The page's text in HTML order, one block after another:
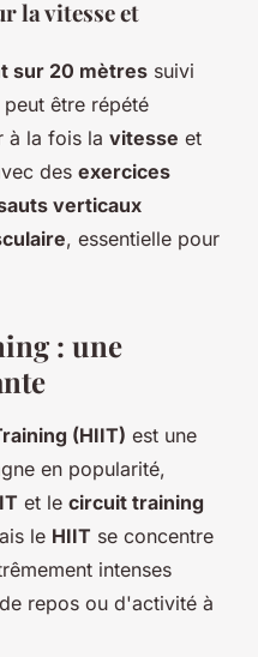
la vitesse et
sur 20 mètres suivi
être répété
à la fois la vitesse et
des exercices
verticaux
, essentielle pour
: une
(HIIT) est une
en popularité,
et le circuit training
le HIIT se concentre
intenses
repos ou d'activité à